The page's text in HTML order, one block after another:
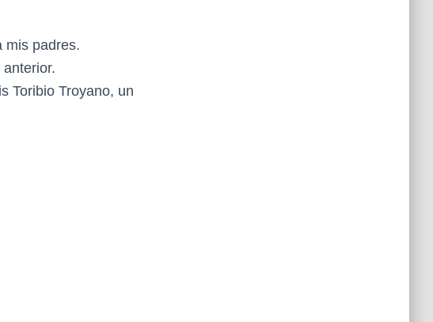
mis padres.
Toribio Troyano, un